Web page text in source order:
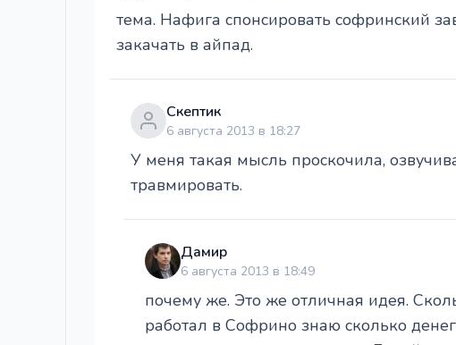
тема. Нафига спонсировать софринский
закачать в айпад.
Скептик
6 августа 2013 в 18:27
У меня такая мысль проскочила,
травмировать.
Дамир
6 августа 2013 в 18:49
почему же. Это же отличная идея.
работал в Софрино знаю сколько